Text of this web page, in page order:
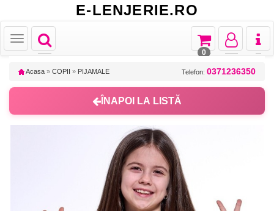
E-LENJERIE.RO
Toggle
navigation
Toggle
Toggle
navigation
Toggle
navigation
Toggle
navigation
0
Acasa » COPII » PIJAMALE Telefon: 0371236350
ÎNAPOI LA LISTĂ